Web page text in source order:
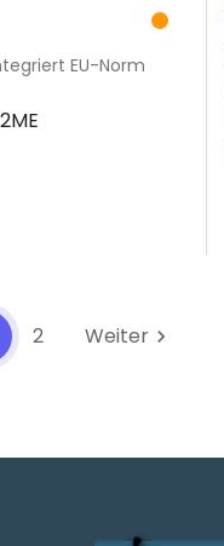
EU-Norm
2 Weiterchevron_right